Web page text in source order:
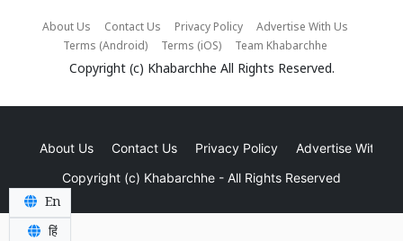
About Us Contact Us Privacy Policy
Advertise With Us
Terms (Android)
Terms (iOS) Team Khabarchhe
Copyright (c) Khabarchhe All Rights Reserved.
About Us Contact Us Privacy Policy
Advertise With Us
Copyright (c) Khabarchhe - All Rights Reserved
En
हिं